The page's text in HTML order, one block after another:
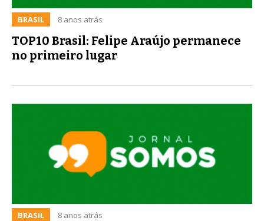
BRASIL 8 anos atrás
TOP10 Brasil: Felipe Araújo permanece
no primeiro lugar
BRASIL 8 anos atrás